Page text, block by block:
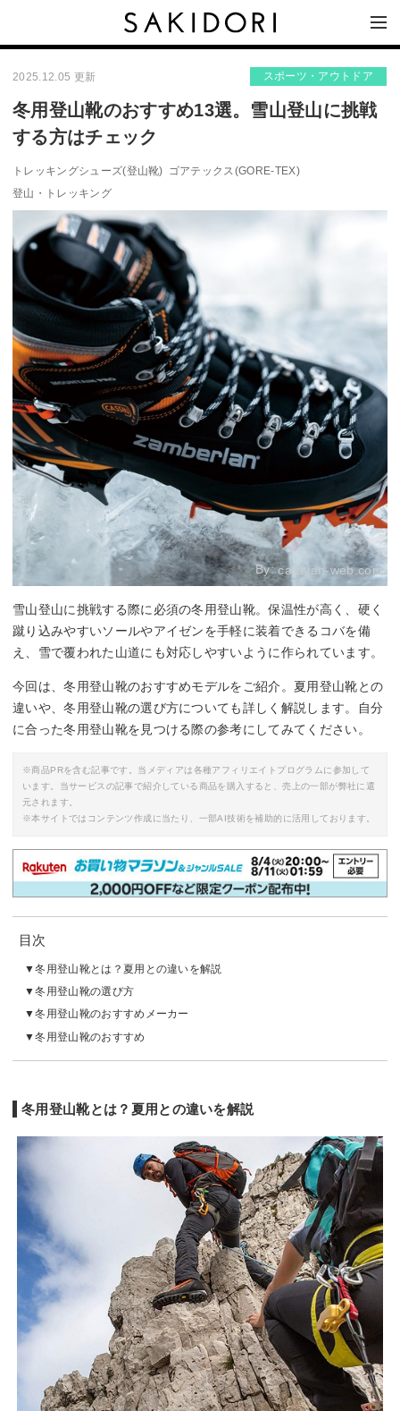
2025.12.05 更新 スポーツ・アウトドア
冬用登山靴のおすすめ13選。雪山登山に挑戦
する方はチェック
トレッキングシューズ(登山靴) ゴアテックス(GORE-TEX)
登山・トレッキング
By:caravan-web.com
雪山登山に挑戦する際に必須の冬用登山靴。保温性が高く、硬く
蹴り込みやすいソールやアイゼンを手軽に装着できるコバを備
え、雪で覆われた山道にも対応しやすいように作られています。
今回は、冬用登山靴のおすすめモデルをご紹介。夏用登山靴との
違いや、冬用登山靴の選び方についても詳しく解説します。自分
に合った冬用登山靴を見つける際の参考にしてみてください。
※商品PRを含む記事です。当メディアは各種アフィリエイトプログラムに参加して
います。当サービスの記事で紹介している商品を購入すると、売上の一部が弊社に還
元されます。
※本サイトではコンテンツ作成に当たり、一部AI技術を補助的に活用しております。
目次
冬用登山靴とは？夏用との違いを解説
冬用登山靴の選び方
冬用登山靴のおすすめメーカー
冬用登山靴のおすすめ
冬用登山靴とは？夏用との違いを解説